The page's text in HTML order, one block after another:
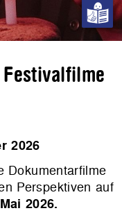
Festivalfilme
2026
Dokumentarfilme
Perspektiven auf
2026.